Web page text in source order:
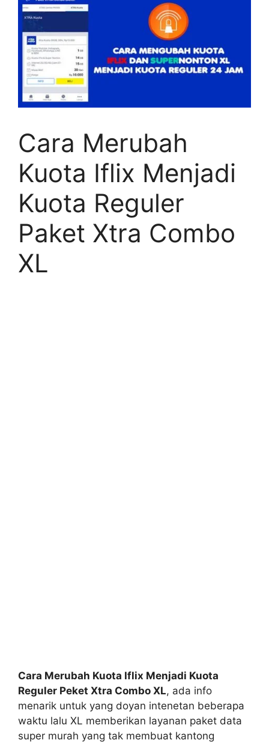
Cara Merubah
Kuota Iflix Menjadi
Kuota Reguler
Paket Xtra Combo
XL
Cara Merubah Kuota Iflix Menjadi Kuota
Reguler Peket Xtra Combo XL, ada info
menarik untuk yang doyan intenetan beberapa
waktu lalu XL memberikan layanan paket data
super murah yang tak membuat kantong